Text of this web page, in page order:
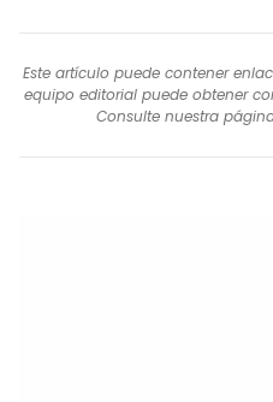
Este artículo puede contener
equipo editorial puede obtener
Consulte nuestra